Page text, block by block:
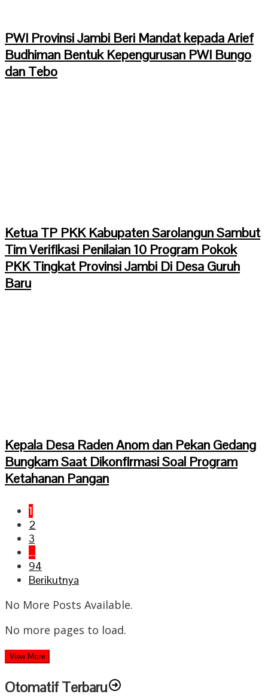
PWI Provinsi Jambi Beri Mandat kepada Arief
Budhiman Bentuk Kepengurusan PWI Bungo
dan Tebo
Ketua TP PKK Kabupaten Sarolangun Sambut
Tim Verifikasi Penilaian 10 Program Pokok
PKK Tingkat Provinsi Jambi Di Desa Guruh
Baru
Kepala Desa Raden Anom dan Pekan Gedang
Bungkam Saat Dikonfirmasi Soal Program
Ketahanan Pangan
1
2
3
…
94
Berikutnya
No More Posts Available.
No more pages to load.
View More
Otomatif Terbaru